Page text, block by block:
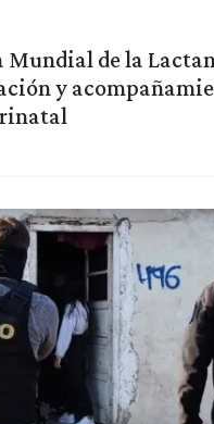
Mundial de la
y